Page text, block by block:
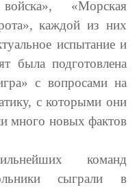
«Морская
каждой из них
испытание и
была подготовлена
с вопросами на
с которыми они
много новых фактов
команд
сыграли в